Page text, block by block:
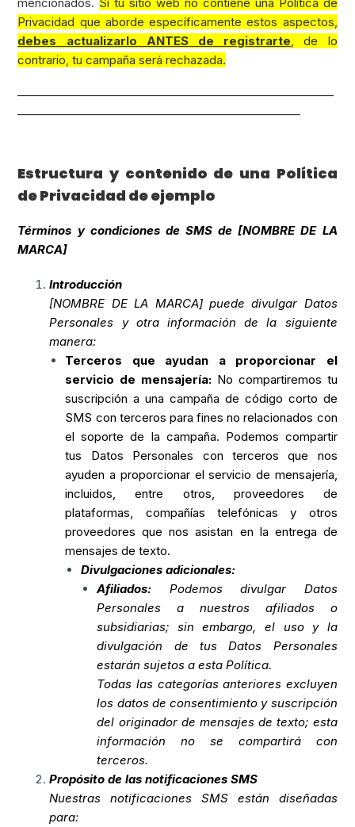
Privacidad que aborde específicamente estos aspectos,
debes actualizarlo ANTES de registrarte , de lo
contrario, tu campaña será rechazada.
Estructura y contenido de una Política
de Privacidad de ejemplo
Términos y condiciones de SMS de [NOMBRE DE LA
MARCA]
Introducción
[NOMBRE DE LA MARCA] puede divulgar Datos
Personales y otra información de la siguiente
manera:
Terceros que ayudan a proporcionar el
servicio de mensajería: No compartiremos tu
suscripción a una campaña de código corto de
SMS con terceros para fines no relacionados con
el soporte de la campaña. Podemos compartir
tus Datos Personales con terceros que nos
ayuden a proporcionar el servicio de mensajería,
incluidos, entre otros, proveedores de
plataformas, compañías telefónicas y otros
proveedores que nos asistan en la entrega de
mensajes de texto.
Divulgaciones adicionales:
Afiliados: Podemos divulgar Datos
Personales a nuestros afiliados o
subsidiarias; sin embargo, el uso y la
divulgación de tus Datos Personales
estarán sujetos a esta Política.
Todas las categorías anteriores excluyen
los datos de consentimiento y suscripción
del originador de mensajes de texto; esta
información no se compartirá con
terceros.
Propósito de las notificaciones SMS
Nuestras notificaciones SMS están diseñadas
para: